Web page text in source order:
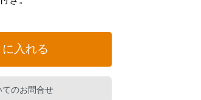
入れる
のお問合せ